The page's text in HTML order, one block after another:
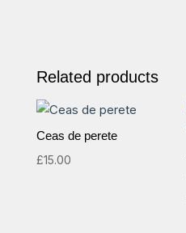
Related products
Ceas de perete
£15.00